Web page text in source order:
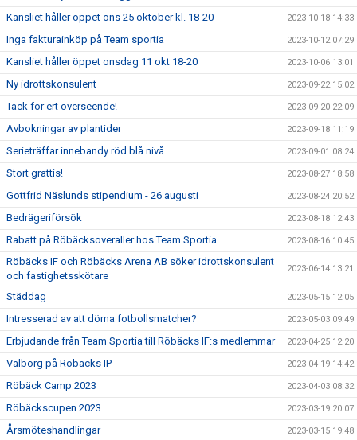
Kansliet håller öppet ons 25 oktober kl. 18-20 2023-10-18 14:33
Inga fakturainköp på Team sportia 2023-10-12 07:29
Kansliet håller öppet onsdag 11 okt 18-20 2023-10-06 13:01
Ny idrottskonsulent 2023-09-22 15:02
Tack för ert överseende! 2023-09-20 22:09
Avbokningar av plantider 2023-09-18 11:19
Serieträffar innebandy röd blå nivå 2023-09-01 08:24
Stort grattis! 2023-08-27 18:58
Gottfrid Näslunds stipendium - 26 augusti 2023-08-24 20:52
Bedrägeriförsök 2023-08-18 12:43
Rabatt på Röbäcksoveraller hos Team Sportia 2023-08-16 10:45
Röbäcks IF och Röbäcks Arena AB söker idrottskonsulent
och fastighetsskötare
2023-06-14 13:21
Städdag 2023-05-15 12:05
Intresserad av att döma fotbollsmatcher? 2023-05-03 09:49
Erbjudande från Team Sportia till Röbäcks IF:s medlemmar 2023-04-25 12:20
Valborg på Röbäcks IP 2023-04-19 14:42
Röbäck Camp 2023 2023-04-03 08:32
Röbäckscupen 2023 2023-03-19 20:07
Årsmöteshandlingar 2023-03-15 19:48